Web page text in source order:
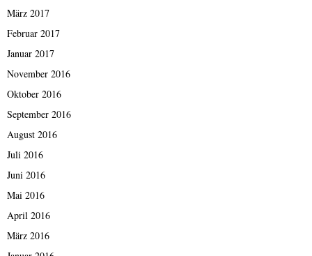
März 2017
Februar 2017
Januar 2017
November 2016
Oktober 2016
September 2016
August 2016
Juli 2016
Juni 2016
Mai 2016
April 2016
März 2016